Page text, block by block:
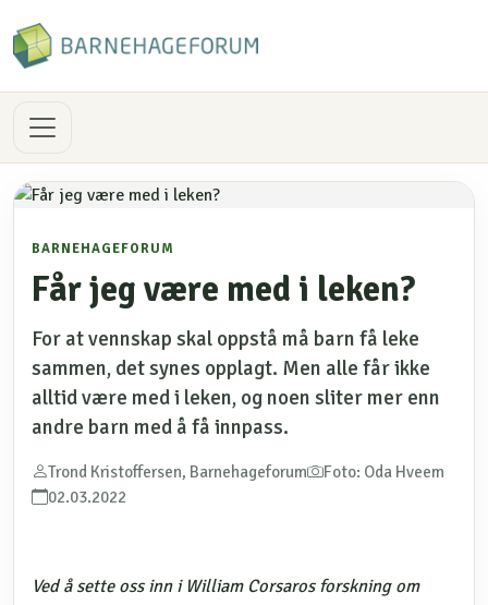
BARNEHAGEFORUM
Får jeg være med i leken?
For at vennskap skal oppstå må barn få leke
sammen, det synes opplagt. Men alle får ikke
alltid være med i leken, og noen sliter mer enn
andre barn med å få innpass.
Trond Kristoffersen, Barnehageforum
Foto: Oda Hveem
02.03.2022
Ved å sette oss inn i William Corsaros forskning om